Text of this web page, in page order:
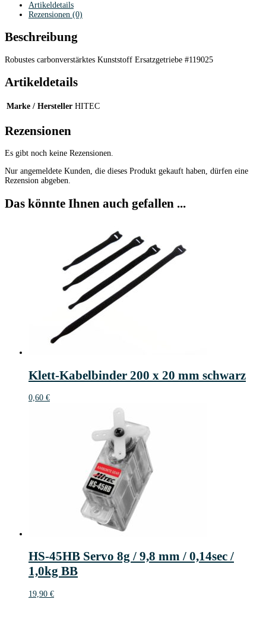
Artikeldetails
Rezensionen (0)
Beschreibung
Robustes carbonverstärktes Kunststoff Ersatzgetriebe #119025
Artikeldetails
Marke / Hersteller HITEC
Rezensionen
Es gibt noch keine Rezensionen.
Nur angemeldete Kunden, die dieses Produkt gekauft haben, dürfen eine
Rezension abgeben.
Das könnte Ihnen auch gefallen ...
Klett-Kabelbinder 200 x 20 mm schwarz
0,60 €
HS-45HB Servo 8g / 9,8 mm / 0,14sec /
1,0kg BB
19,90 €